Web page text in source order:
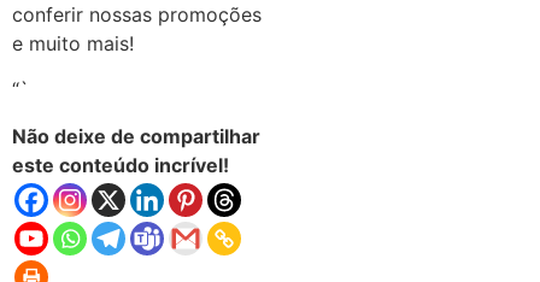
conferir nossas promoções
e muito mais!
“`
Não deixe de compartilhar
este conteúdo incrível!